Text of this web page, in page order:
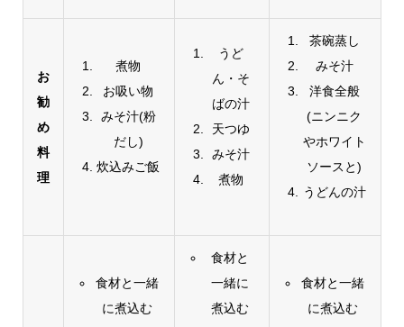
お
勧
め
料
理
煮物
お吸い物
みそ汁(粉
だし)
炊込みご飯
うど
ん・そ
ばの汁
天つゆ
みそ汁
煮物
茶碗蒸し
みそ汁
洋食全般
(ニンニク
やホワイト
ソースと)
うどんの汁
食材と一緒
に煮込む
食材と
一緒に
煮込む
食材と一緒
に煮込む